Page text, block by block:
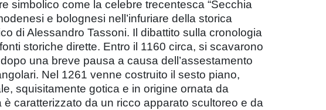
simbolico come la celebre trecentesca “Secchia
e bolognesi nell’infuriare della storica
di Alessandro Tassoni. Il dibattito sulla cronologia
storiche dirette. Entro il 1160 circa, si scavarono
una breve pausa a causa dell’assestamento
Nel 1261 venne costruito il sesto piano,
squisitamente gotica e in origine ornata da
caratterizzato da un ricco apparato scultoreo e da